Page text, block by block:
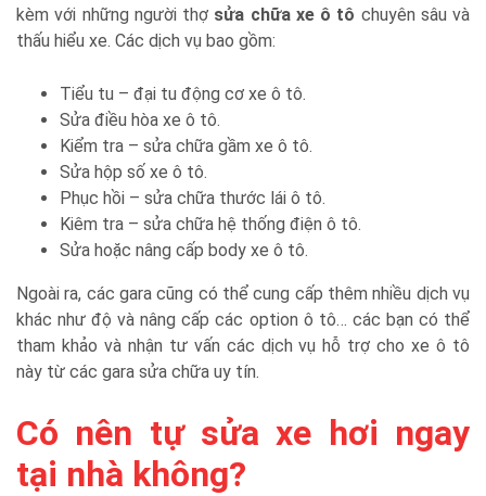
kèm với những người thợ sửa chữa xe ô tô chuyên sâu và
thấu hiểu xe. Các dịch vụ bao gồm:
Tiểu tu – đại tu động cơ xe ô tô.
Sửa điều hòa xe ô tô.
Kiểm tra – sửa chữa gầm xe ô tô.
Sửa hộp số xe ô tô.
Phục hồi – sửa chữa thước lái ô tô.
Kiêm tra – sửa chữa hệ thống điện ô tô.
Sửa hoặc nâng cấp body xe ô tô.
Ngoài ra, các gara cũng có thể cung cấp thêm nhiều dịch vụ
khác như độ và nâng cấp các option ô tô… các bạn có thể
tham khảo và nhận tư vấn các dịch vụ hỗ trợ cho xe ô tô
này từ các gara sửa chữa uy tín.
Có nên tự sửa xe hơi ngay
tại nhà không?